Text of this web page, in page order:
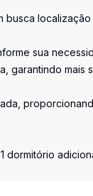
busca
sua
garantindo mais
dormitório